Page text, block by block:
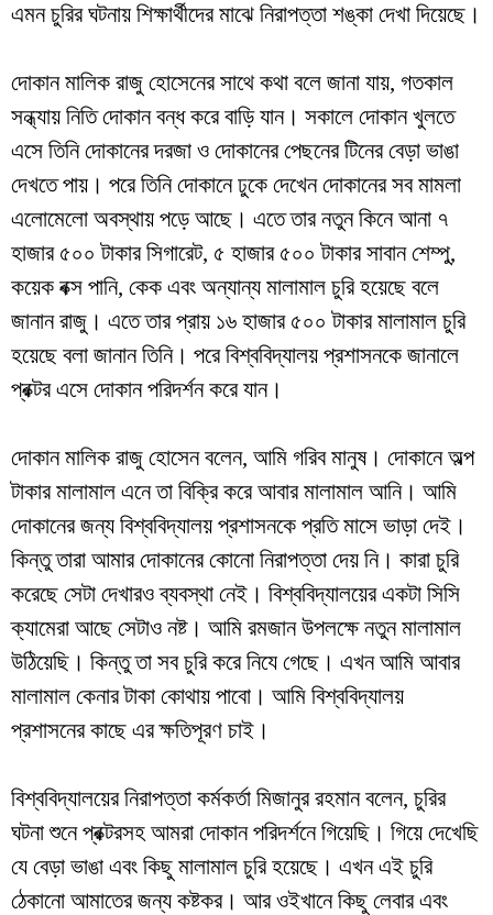
এমন চুরির ঘটনায় শিক্ষার্থীদের মাঝে নিরাপত্তা শঙ্কা দেখা দিয়েছে।
দোকান মালিক রাজু হোসেনের সাথে কথা বলে জানা যায়, গতকাল
সন্ধ্যায় নিতি দোকান বন্ধ করে বাড়ি যান। সকালে দোকান খুলতে
এসে তিনি দোকানের দরজা ও দোকানের পেছনের টিনের বেড়া ভাঙা
দেখতে পায়। পরে তিনি দোকানে ঢুকে দেখেন দোকানের সব মামলা
এলোমেলো অবস্থায় পড়ে আছে। এতে তার নতুন কিনে আনা ৭
হাজার ৫০০ টাকার সিগারেট, ৫ হাজার ৫০০ টাকার সাবান শেম্পু,
কয়েক বক্স পানি, কেক এবং অন্যান্য মালামাল চুরি হয়েছে বলে
জানান রাজু। এতে তার প্রায় ১৬ হাজার ৫০০ টাকার মালামাল চুরি
হয়েছে বলা জানান তিনি। পরে বিশ্ববিদ্যালয় প্রশাসনকে জানালে
প্রক্টর এসে দোকান পরিদর্শন করে যান।
দোকান মালিক রাজু হোসেন বলেন, আমি গরিব মানুষ। দোকানে অল্প
টাকার মালামাল এনে তা বিক্রি করে আবার মালামাল আনি। আমি
দোকানের জন্য বিশ্ববিদ্যালয় প্রশাসনকে প্রতি মাসে ভাড়া দেই।
কিন্তু তারা আমার দোকানের কোনো নিরাপত্তা দেয় নি। কারা চুরি
করেছে সেটা দেখারও ব্যবস্থা নেই। বিশ্ববিদ্যালয়ের একটা সিসি
ক্যামেরা আছে সেটাও নষ্ট। আমি রমজান উপলক্ষে নতুন মালামাল
উঠিয়েছি। কিন্তু তা সব চুরি করে নিযে গেছে। এখন আমি আবার
মালামাল কেনার টাকা কোথায় পাবো। আমি বিশ্ববিদ্যালয়
প্রশাসনের কাছে এর ক্ষতিপূরণ চাই।
বিশ্ববিদ্যালয়ের নিরাপত্তা কর্মকর্তা মিজানুর রহমান বলেন, চুরির
ঘটনা শুনে প্রক্টরসহ আমরা দোকান পরিদর্শনে গিয়েছি। গিয়ে দেখেছি
যে বেড়া ভাঙা এবং কিছু মালামাল চুরি হয়েছে। এখন এই চুরি
ঠেকানো আমাতের জন্য কষ্টকর। আর ওইখানে কিছু লেবার এবং